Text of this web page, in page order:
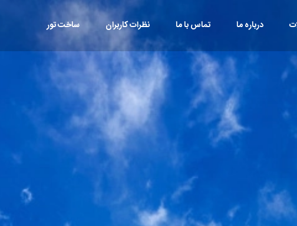
درباره ما تماس با ما نظرات کاربران ساخت تور